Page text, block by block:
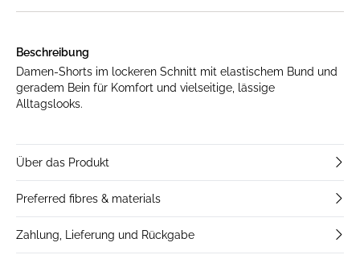
Beschreibung
Damen-Shorts im lockeren Schnitt mit elastischem Bund und
geradem Bein für Komfort und vielseitige, lässige
Alltagslooks.
Über das Produkt
Preferred fibres & materials
Zahlung, Lieferung und Rückgabe